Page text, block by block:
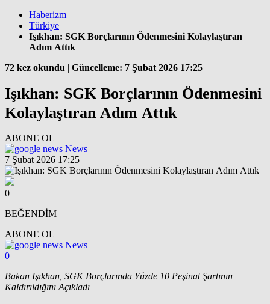
Haberizm
Türkiye
Işıkhan: SGK Borçlarının Ödenmesini Kolaylaştıran
Adım Attık
72 kez okundu | Güncelleme: 7 Şubat 2026 17:25
Işıkhan: SGK Borçlarının Ödenmesini
Kolaylaştıran Adım Attık
ABONE OL
News
7 Şubat 2026 17:25
0
BEĞENDİM
ABONE OL
News
0
Bakan Işıkhan, SGK Borçlarında Yüzde 10 Peşinat Şartının
Kaldırıldığını Açıkladı